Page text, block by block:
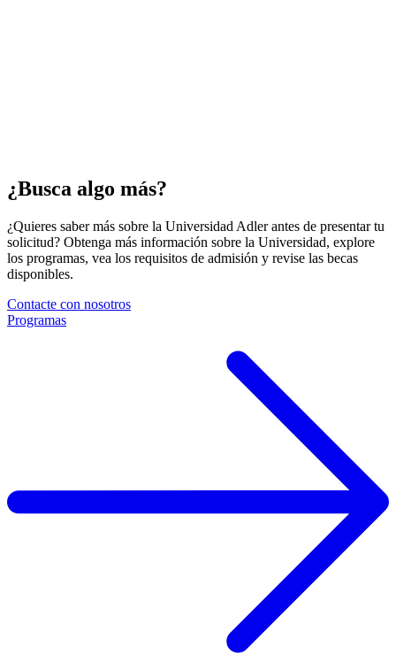
¿Busca algo más?
¿Quieres saber más sobre la Universidad Adler antes de presentar tu
solicitud? Obtenga más información sobre la Universidad, explore
los programas, vea los requisitos de admisión y revise las becas
disponibles.
Contacte con nosotros
Programas